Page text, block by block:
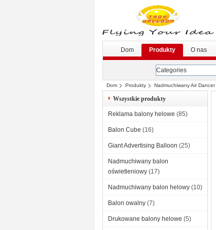
Dom Produkty O nas
Categories
Dom Produkty Nadmuchiwany Air Dancer
Wszystkie produkty
Reklama balony helowe (85)
Balon Cube (16)
Giant Advertising Balloon (25)
Nadmuchiwany balon
oświetleniowy (17)
Nadmuchiwany balon helowy (10)
Balon owalny (7)
Drukowane balony helowe (5)